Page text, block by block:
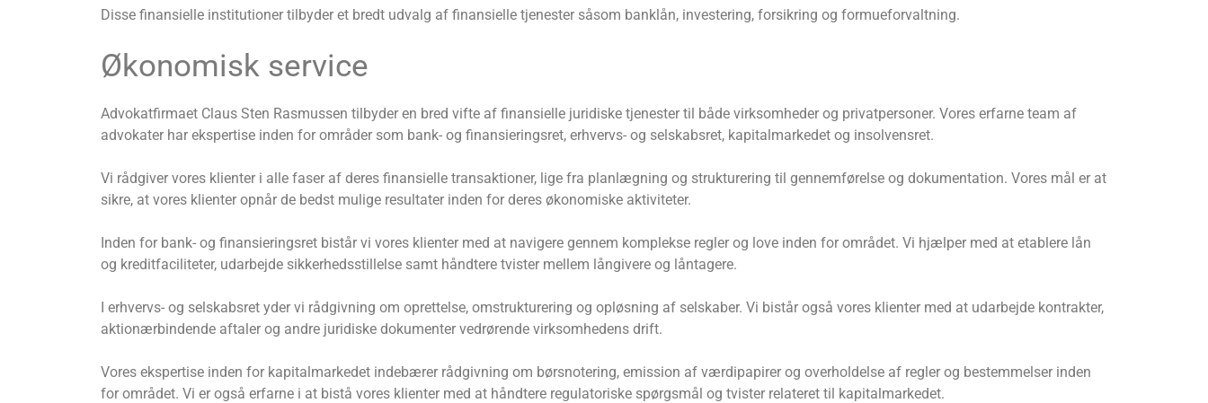
Disse finansielle institutioner tilbyder et bredt udvalg af finansielle tjenester såsom banklån, investering, forsikring og formueforvaltning.
Økonomisk service
Advokatfirmaet Claus Sten Rasmussen tilbyder en bred vifte af finansielle juridiske tjenester til både virksomheder og privatpersoner. Vores erfarne team af
advokater har ekspertise inden for områder som bank- og finansieringsret, erhvervs- og selskabsret, kapitalmarkedet og insolvensret.
Vi rådgiver vores klienter i alle faser af deres finansielle transaktioner, lige fra planlægning og strukturering til gennemførelse og dokumentation. Vores mål er at
sikre, at vores klienter opnår de bedst mulige resultater inden for deres økonomiske aktiviteter.
Inden for bank- og finansieringsret bistår vi vores klienter med at navigere gennem komplekse regler og love inden for området. Vi hjælper med at etablere lån
og kreditfaciliteter, udarbejde sikkerhedsstillelse samt håndtere tvister mellem långivere og låntagere.
I erhvervs- og selskabsret yder vi rådgivning om oprettelse, omstrukturering og opløsning af selskaber. Vi bistår også vores klienter med at udarbejde kontrakter,
aktionærbindende aftaler og andre juridiske dokumenter vedrørende virksomhedens drift.
Vores ekspertise inden for kapitalmarkedet indebærer rådgivning om børsnotering, emission af værdipapirer og overholdelse af regler og bestemmelser inden
for området. Vi er også erfarne i at bistå vores klienter med at håndtere regulatoriske spørgsmål og tvister relateret til kapitalmarkedet.